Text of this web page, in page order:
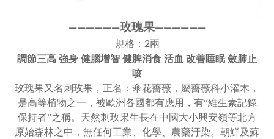
——————玫瑰果——————
規格：2兩
調節三高 強身 健腦增智 健脾消食 活血 改善睡眠 斂肺止
咳
玫瑰果又名刺玫果，正名：傘花薔薇，屬薔薇科小灌木，
是高等植物之一，被歐洲各國都有應用，有“維生素記錄
保持者”之稱。天然刺玫果生長在中國大小興安嶺等北方
原始森林之中，無任何工業、化學、農藥汙染。朝鮮及蘇